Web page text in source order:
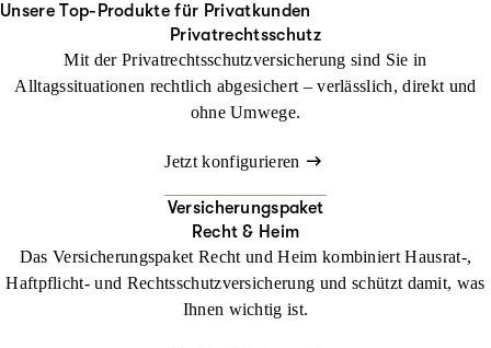
Unsere Top-Produkte für Privatkunden
Privatrechtsschutz
Mit der Privatrechtsschutzversicherung sind Sie in
Alltagssituationen rechtlich abgesichert – verlässlich, direkt und
ohne Umwege.
Jetzt konfigurieren
Versicherungspaket
Recht & Heim
Das Versicherungspaket Recht und Heim kombiniert Hausrat-,
Haftpflicht- und Rechtsschutzversicherung und schützt damit, was
Ihnen wichtig ist.